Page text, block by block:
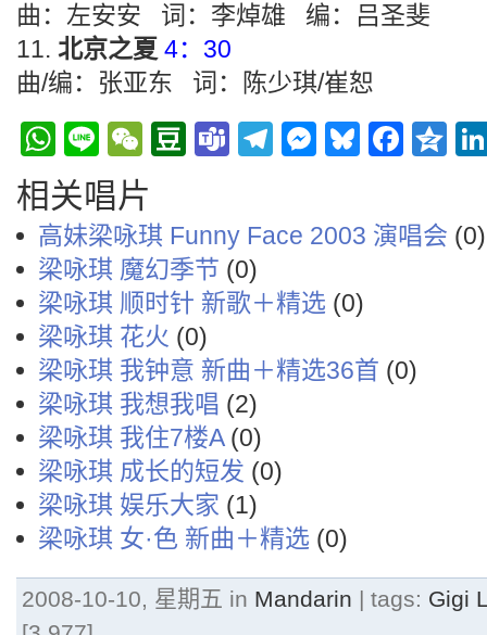
曲：左安安 词：李焯雄 编：吕圣斐
北京之夏 4：30
曲/编：张亚东 词：陈少琪/崔恕
WhatsApp
LineWeChat
Douban
TeamsTelegramBluesky
相关唱片
高妹梁咏琪 Funny Face 2003 演唱会 (0)
梁咏琪 魔幻季节 (0)
梁咏琪 顺时针 新歌＋精选 (0)
梁咏琪 花火 (0)
梁咏琪 我钟意 新曲＋精选36首 (0)
梁咏琪 我想我唱 (2)
梁咏琪 我住7楼A(0)
梁咏琪 成长的短发 (0)
梁咏琪 娱乐大家 (1)
梁咏琪 女·色 新曲＋精选 (0)
2008-10-10, 星期五 in Mandarin | tags: Gigi